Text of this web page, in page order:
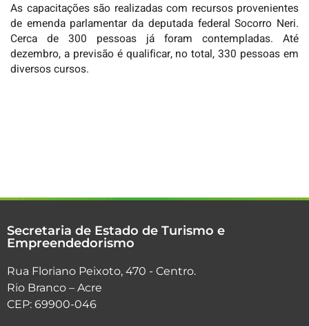
As capacitações são realizadas com recursos provenientes
de emenda parlamentar da deputada federal Socorro Neri.
Cerca de 300 pessoas já foram contempladas. Até
dezembro, a previsão é qualificar, no total, 330 pessoas em
diversos cursos.
Secretaria de Estado de Turismo e
Empreendedorismo
Rua Floriano Peixoto, 470 - Centro.
Rio Branco – Acre
CEP: 69900-046